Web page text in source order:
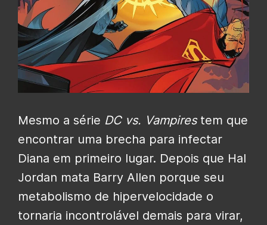
Mesmo a série DC vs. Vampirestem que
encontrar uma brecha para infectar
Diana em primeiro lugar. Depois que Hal
Jordan mata Barry Allen porque seu
metabolismo de hipervelocidade o
tornaria incontrolável demais para virar,